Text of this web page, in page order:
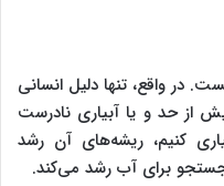
در واقع، تنها دلیل انسانی
از حد و یا آبیاری نادرست
کنیم، ریشه‌های آن رشد
جستجو برای آب رشد می‌کند.